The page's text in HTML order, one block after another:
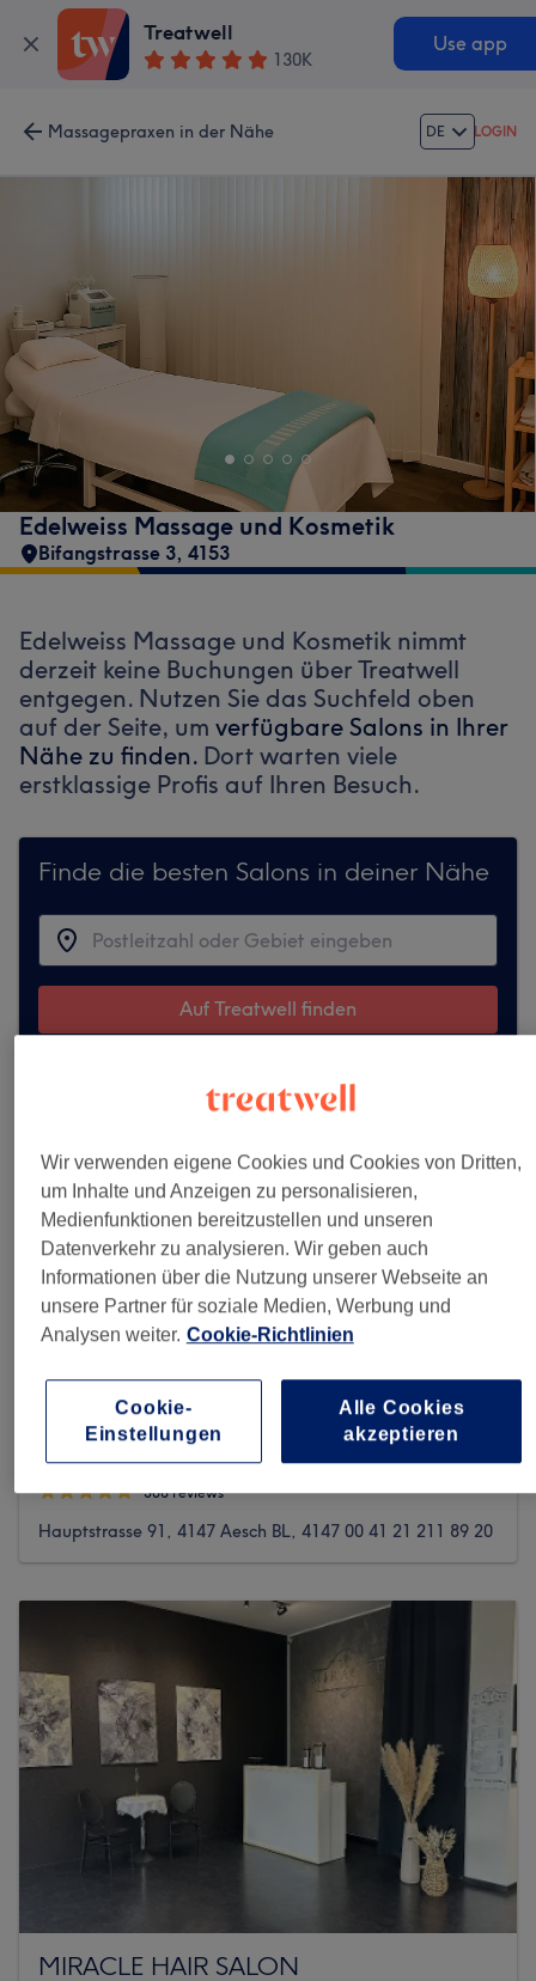
Treatwell
130K
Use app
Massagepraxen in der Nähe DE LOGIN
Edelweiss Massage und Kosmetik
Bifangstrasse 3, 4153
Edelweiss Massage und Kosmetik nimmt
derzeit keine Buchungen über Treatwell
entgegen. Nutzen Sie das Suchfeld oben
auf der Seite, um verfügbare Salons in Ihrer
Nähe zu finden. Dort warten viele
erstklassige Profis auf Ihren Besuch.
Finde die besten Salons in deiner Nähe
Auf Treatwell finden
Cosy Beauty by Laetitia & Elise
308 reviews
Hauptstrasse 91, 4147 Aesch BL, 4147 00 41 21 211 89 20
MIRACLE HAIR SALON
Wir verwenden eigene Cookies und Cookies von Dritten,
um Inhalte und Anzeigen zu personalisieren,
Medienfunktionen bereitzustellen und unseren
Datenverkehr zu analysieren. Wir geben auch
Informationen über die Nutzung unserer Webseite an
unsere Partner für soziale Medien, Werbung und
Analysen weiter. Cookie-Richtlinien
Alle Cookies
akzeptieren
Cookie-
Einstellungen